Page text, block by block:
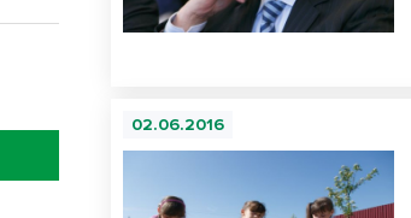
02.06.2016